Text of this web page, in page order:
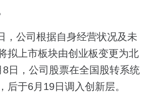
，公司根据自身经营状况及未
拟上市板块由创业板变更为北
日，公司股票在全国股转系统
后于6月19日调入创新层。